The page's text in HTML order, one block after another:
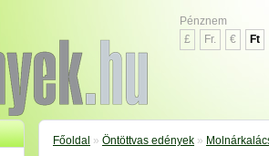
Pénznem
£
Fr. € Ft
Főoldal » Öntöttvas edények »